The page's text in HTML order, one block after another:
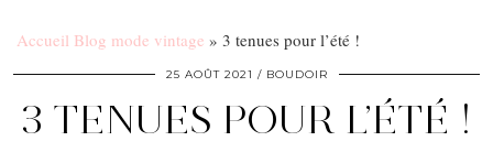
Accueil Blog mode vintage » 3 tenues pour l’été !
25 AOÛT 2021 BOUDOIR
3 TENUES POUR L’ÉTÉ !